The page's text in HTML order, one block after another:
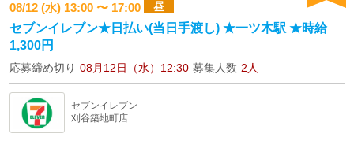
08/12 (水) 13:00 〜 17:00 昼
セブンイレブン★日払い(当日手渡し) ★一ツ木駅 ★時給
1,300円
応募締め切り 08月12日（水）12:30 募集人数 2人
セブンイレブン
刈谷築地町店